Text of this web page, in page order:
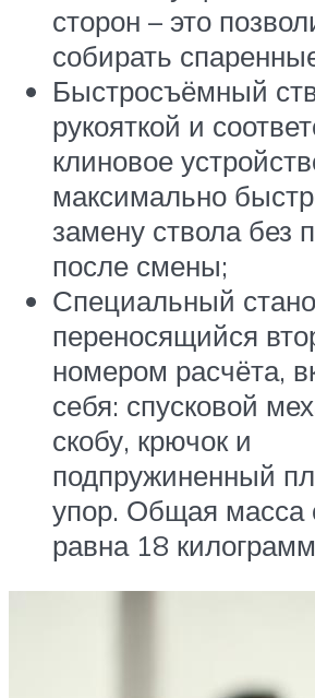
сторон – это
собирать
Быстросъёмный
рукояткой и
клиновое
максимально
замену ствола без
после смены;
Специальный
переносящийся
номером расчёта,
себя: спусковой
скобу, крючок и
подпружиненный
упор. Общая масса
равна 18